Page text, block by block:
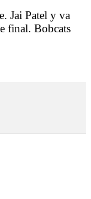
Jai Patel y va
final. Bobcats